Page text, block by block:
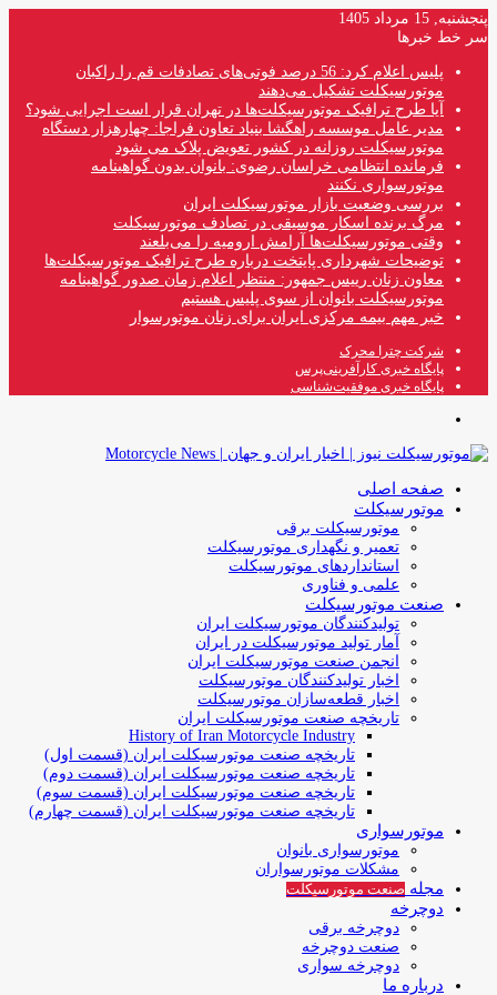
پنجشنبه, 15 مرداد 1405
سر خط خبرها
پلیس اعلام کرد: 56 درصد فوتی‌های تصادفات قم را راکبان
موتورسیکلت تشکیل می‌دهند
آیا طرح ترافیک موتورسیکلت‌ها در تهران قرار است اجرایی شود؟
مدیر عامل موسسه راهگشا بنیاد تعاون فراجا: چهارهزار دستگاه
موتورسیکلت روزانه در کشور تعویض پلاک می شود
فرمانده انتظامی خراسان رضوی: بانوان بدون گواهینامه
موتورسواری نکنند
بررسی وضعیت بازار موتورسیکلت ایران
مرگ برنده اسکار موسیقی در تصادف موتورسیکلت
وقتی موتورسیکلت‌ها آرامش ارومیه را می‌بلعند
توضیحات شهرداری پایتخت درباره طرح ترافیک موتورسیکلت‌ها
معاون زنان رییس جمهور: منتظر اعلام زمان صدور گواهینامه
موتورسیکلت بانوان از سوی پلیس هستیم
خبر مهم بیمه مرکزی ایران برای زنان موتورسوار
شرکت چترا محرک
پایگاه خبری کارآفرینی‌پرس
پایگاه خبری موفقیت‌شناسی
صفحه اصلی
موتورسیکلت
موتورسیکلت برقی
تعمیر و نگهداری موتورسیکلت
استانداردهای موتورسیکلت
علمی و فناوری
صنعت موتورسیکلت
تولیدکنندگان موتورسیکلت ایران
آمار تولید موتورسیکلت در ایران
انجمن صنعت موتورسیکلت ایران
اخبار تولیدکنندگان موتورسیکلت
اخبار قطعه‌سازان موتورسیکلت
تاریخچه صنعت موتورسیکلت ایران
History of Iran Motorcycle Industry
تاریخچه صنعت موتورسیکلت ایران (قسمت اول)
تاریخچه صنعت موتورسیکلت ایران (قسمت دوم)
تاریخچه صنعت موتورسیکلت ایران (قسمت سوم)
تاریخچه صنعت موتورسیکلت ایران (قسمت چهارم)
موتورسواری
موتورسواری بانوان
مشکلات موتورسواران
مجله صنعت موتورسیکلت
دوچرخه
دوچرخه برقی
صنعت دوچرخه
دوچرخه سواری
درباره ما